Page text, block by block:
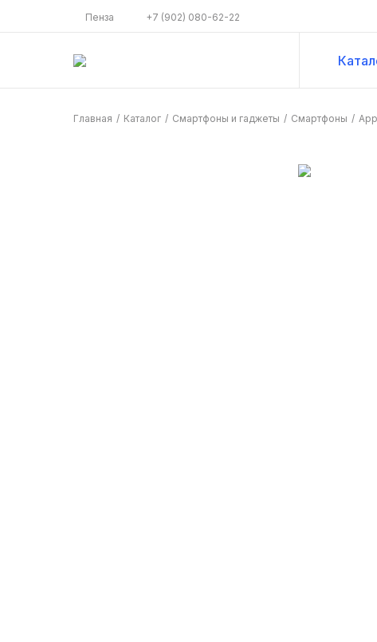
Пенза +7 (902) 080-62-22
Главная / Каталог / Смартфоны и гаджеты / Смартфоны /